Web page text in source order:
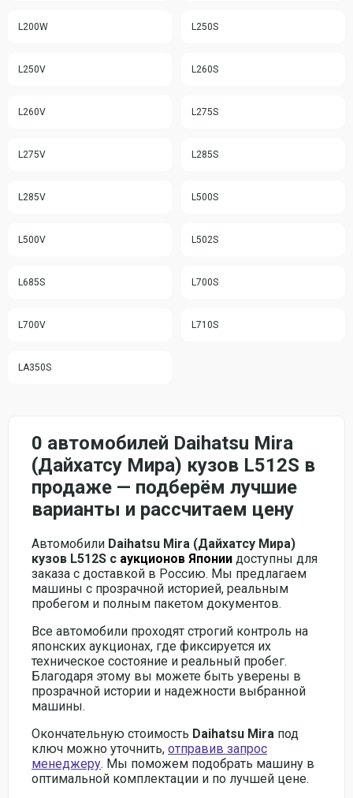
L200W L250S
L250V L260S
L260V L275S
L275V L285S
L285V L500S
L500V L502S
L685S L700S
L700V L710S
LA350S
0 автомобилей Daihatsu Mira
(Дайхатсу Мира) кузов L512S в
продаже — подберём лучшие
варианты и рассчитаем цену
Автомобили Daihatsu Mira (Дайхатсу Мира)
кузов L512S с аукционов Японии доступны для
заказа с доставкой в Россию. Мы предлагаем
машины с прозрачной историей, реальным
пробегом и полным пакетом документов.
Все автомобили проходят строгий контроль на
японских аукционах, где фиксируется их
техническое состояние и реальный пробег.
Благодаря этому вы можете быть уверены в
прозрачной истории и надежности выбранной
машины.
Окончательную стоимость Daihatsu Mira под
ключ можно уточнить, отправив запрос
менеджеру. Мы поможем подобрать машину в
оптимальной комплектации и по лучшей цене.